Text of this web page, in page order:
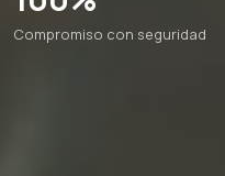
Compromiso con seguridad